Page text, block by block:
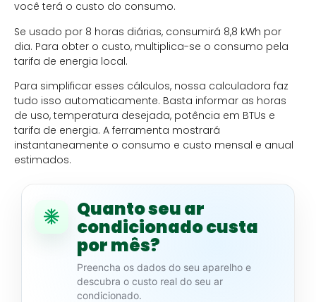
você terá o custo do consumo.
Se usado por 8 horas diárias, consumirá 8,8 kWh por
dia. Para obter o custo, multiplica-se o consumo pela
tarifa de energia local.
Para simplificar esses cálculos, nossa calculadora faz
tudo isso automaticamente. Basta informar as horas
de uso, temperatura desejada, potência em BTUs e
tarifa de energia. A ferramenta mostrará
instantaneamente o consumo e custo mensal e anual
estimados.
Quanto seu ar
condicionado custa
por mês?
Preencha os dados do seu aparelho e
descubra o custo real do seu ar
condicionado.